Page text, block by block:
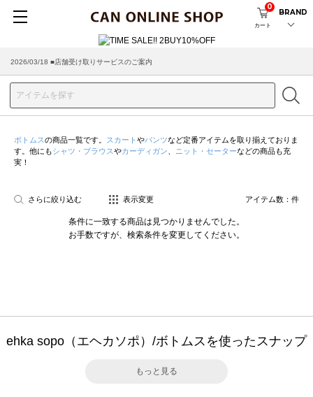
カート
0
BRAND
2026/03/18 ■店舗受け取りサービスのご案内
ボトムスの商品一覧です。 スカート やパンツなど定番アイテムを取り揃えておりま
す。他にもシャツ・ブラウスやカーディガン ニット・セーターなどの商品も充
実！
さらに絞り込む 表示変更 アイテム数： 件
条件に一致する商品は見つかりませんでした。
お手数ですが、検索条件を変更してください。
ehka sopo（エヘカソポ）/ボトムスを使ったスナップ
もっと見る